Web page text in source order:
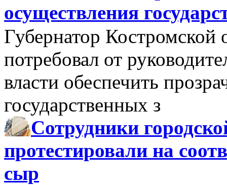
осуществления
Губернатор Костромской
потребовал от
власти обеспечить
государственных з
Сотрудники
протестировали на
сыр